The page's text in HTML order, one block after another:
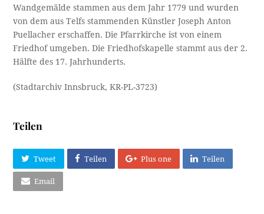
Wandgemälde stammen aus dem Jahr 1779 und wurden
von dem aus Telfs stammenden Künstler Joseph Anton
Puellacher erschaffen. Die Pfarrkirche ist von einem
Friedhof umgeben. Die Friedhofskapelle stammt aus der 2.
Hälfte des 17. Jahrhunderts.
(Stadtarchiv Innsbruck, KR-PL-3723)
Teilen
Tweet Teilen Plus one Teilen
Email